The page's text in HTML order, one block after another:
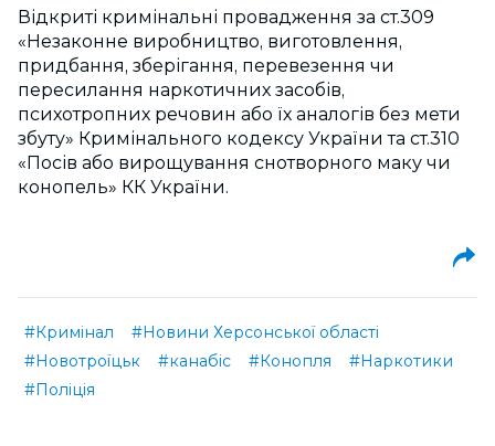
Відкриті кримінальні провадження за ст.309
«Незаконне виробництво, виготовлення,
придбання, зберігання, перевезення чи
пересилання наркотичних засобів,
психотропних речовин або їх аналогів без мети
збуту» Кримінального кодексу України та ст.310
«Посів або вирощування снотворного маку чи
конопель» КК України.
#Кримінал
#Новини Херсонської області
#Новотроїцьк
#канабіс #Конопля
#Наркотики
#Поліція